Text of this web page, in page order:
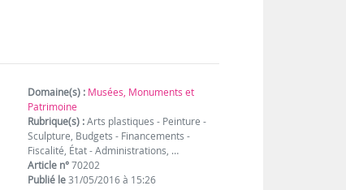
Domaine(s) : Musées, Monuments et
Patrimoine
Rubrique(s) :Arts plastiques - Peinture -
Sculpture, Budgets - Financements -
Fiscalité, État - Administrations, …
Article n°70202
Publié le31/05/2016 à 15:26